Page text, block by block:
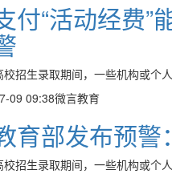
付“活动经费”
校招生录取期间，一些机构或个
09 09:38微言教育
育部发布预警
校招生录取期间，一些机构或个